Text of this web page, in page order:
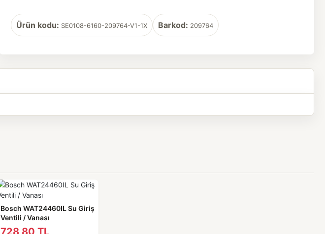
Ürün kodu: SE0108-6160-209764-V1-1X Barkod: 209764
Bosch WAT24460IL Su Giriş
Ventili / Vanası
728,80 TL